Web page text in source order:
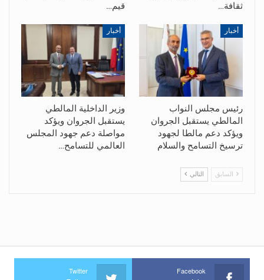
ثقافة…
قيم…
أخبار
رئيس مجلس النواب
المالطي يستقبل الجروان
ويؤكد دعم مالطا لجهود
ترسيخ التسامح والسلام
أخبار
وزير الداخلية المالطي
يستقبل الجروان ويؤكد
مواصلة دعم جهود المجلس
العالمي للتسامح…
السابق التالي
Facebook
Twitter